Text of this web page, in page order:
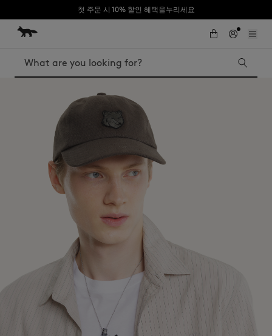
첫 주문 시 10% 할인 혜택을누리세요
Skip to Content
Skip to Footer
The Edie bag
MK x Indosole
Search